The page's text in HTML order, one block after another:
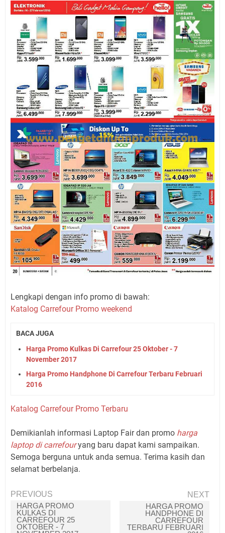
Lengkapi dengan info promo di bawah:
Katalog Carrefour Promo weekend
BACA JUGA
Harga Promo Kulkas Di Carrefour 25 Oktober - 7
November 2017
Harga Promo Handphone Di Carrefour Terbaru Februari
2016
Katalog Carrefour Promo Terbaru
Demikianlah informasi Laptop Fair dan promo harga
laptop di carrefouryang baru dapat kami sampaikan.
Semoga berguna untuk anda semua. Terima kasih dan
selamat berbelanja.
PREVIOUS
HARGA PROMO
KULKAS DI
CARREFOUR 25
OKTOBER - 7
NEXT
HARGA PROMO
HANDPHONE DI
CARREFOUR
TERBARU FEBRUARI